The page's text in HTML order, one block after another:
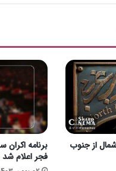
از جنوب
برنامه اکران
فجر اعلام شد